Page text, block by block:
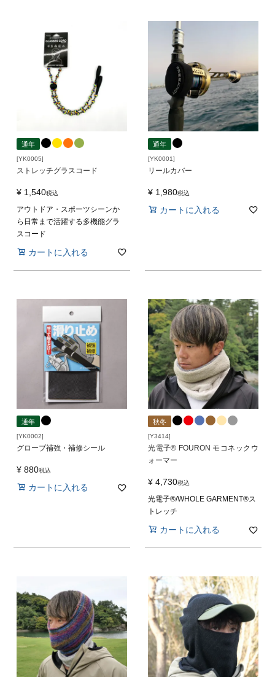
通年
[YK0005]
ストレッチグラスコード
¥ 1,540税込
アウトドア・スポーツシーンか
ら日常まで活躍する多機能グラ
スコード
カートに入れる
通年
[YK0001]
リールカバー
¥ 1,980税込
カートに入れる
通年
[YK0002]
グローブ補強・補修シール
¥ 880税込
カートに入れる
秋冬
[Y3414]
光電子® FOURON モコネックウ
ォーマー
¥ 4,730税込
光電子®/WHOLE GARMENT®ス
トレッチ
カートに入れる